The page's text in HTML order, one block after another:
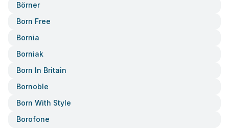
Börner
Born Free
Bornia
Borniak
Born In Britain
Bornoble
Born With Style
Borofone